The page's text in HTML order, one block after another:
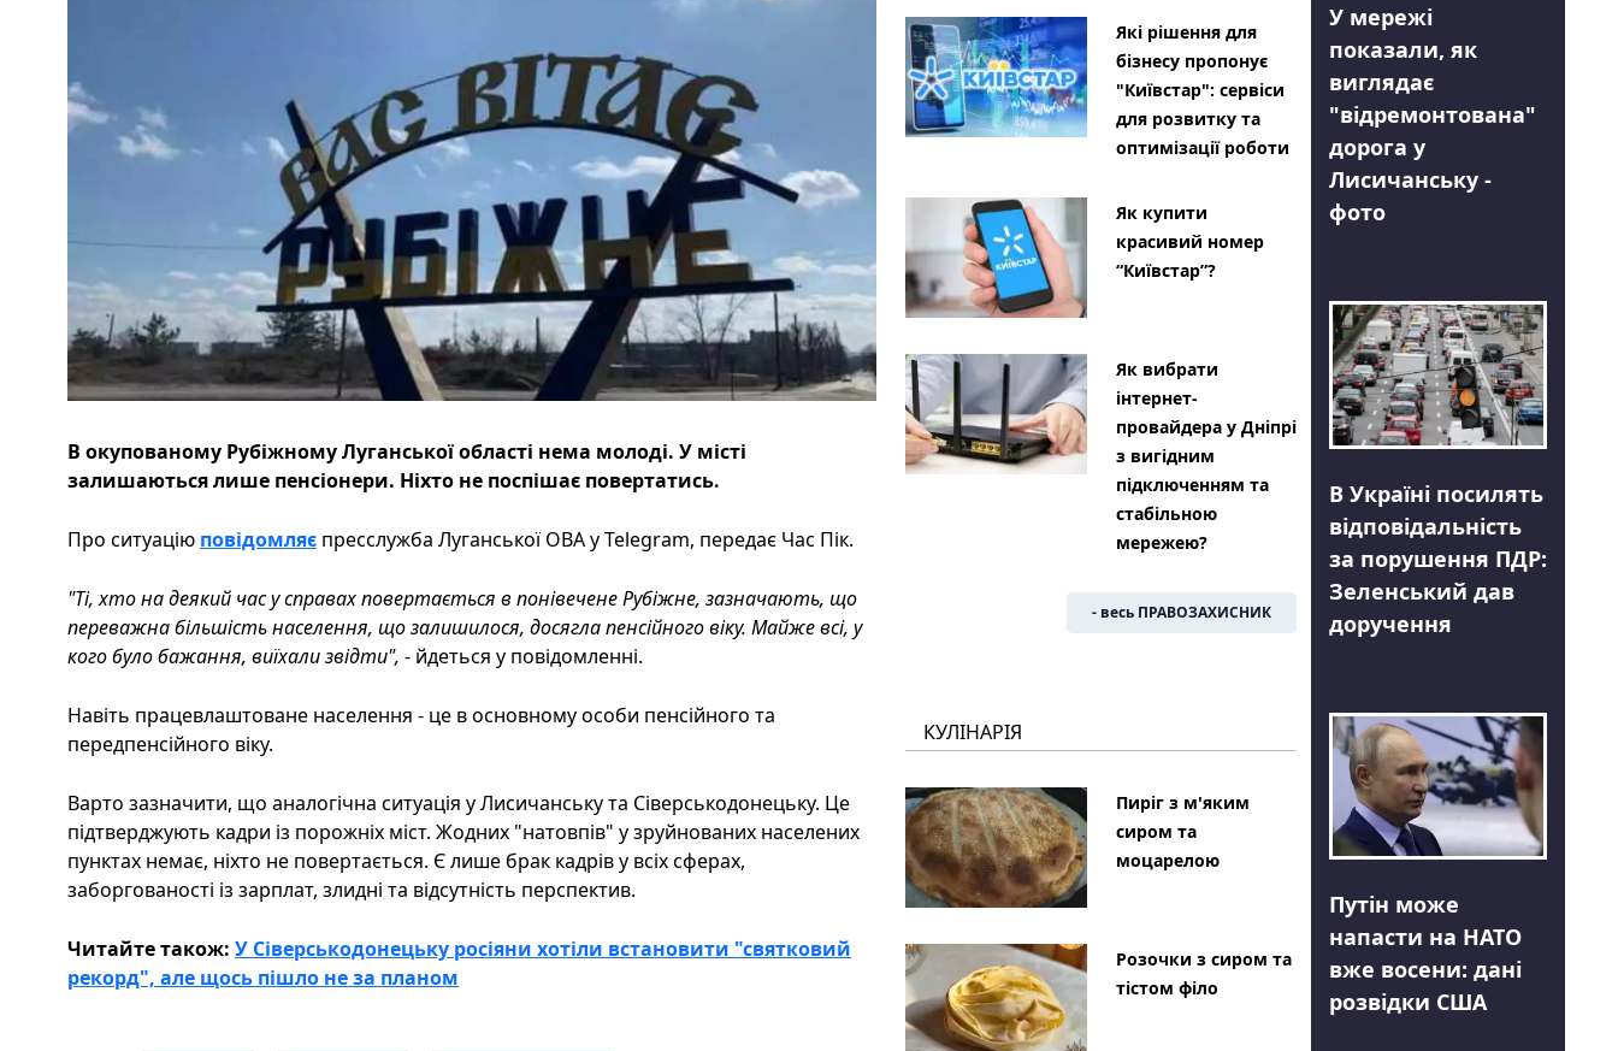
В окупованому Рубіжному Луганської області нема молоді. У місті
залишаються лише пенсіонери. Ніхто не поспішає повертатись.
Про ситуацію повідомляє пресслужба Луганської ОВА у Telegram, передає Час Пік.
"Ті, хто на деякий час у справах повертається в понівечене Рубіжне, зазначають, що
переважна більшість населення, що залишилося, досягла пенсійного віку. Майже всі, у
кого було бажання, виїхали звідти", - йдеться у повідомленні.
Навіть працевлаштоване населення - це в основному особи пенсійного та
передпенсійного віку.
Варто зазначити, що аналогічна ситуація у Лисичанську та Сіверськодонецьку. Це
підтверджують кадри із порожніх міст. Жодних "натовпів" у зруйнованих населених
пунктах немає, ніхто не повертається. Є лише брак кадрів у всіх сферах,
заборгованості із зарплат, злидні та відсутність перспектив.
Читайте також: У Сіверськодонецьку росіяни хотіли встановити "святковий
рекорд", але щось пішло не за планом
Які рішення для
бізнесу пропонує
"Київстар": сервіси
для розвитку та
оптимізації роботи
Як купити
красивий номер
“Київстар”?
Як вибрати
інтернет-
провайдера у Дніпрі
з вигідним
підключенням та
стабільною
мережею?
- весь ПРАВОЗАХИСНИК
КУЛІНАРІЯ
Пиріг з м'яким
сиром та
моцарелою
Розочки з сиром та
тістом філо
У мережі
показали, як
виглядає
"відремонтована"
дорога у
Лисичанську -
фото
В Україні посилять
відповідальність
за порушення ПДР:
Зеленський дав
доручення
Путін може
напасти на НАТО
вже восени: дані
розвідки США